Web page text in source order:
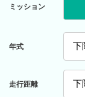
ミッション
年式
走行距離